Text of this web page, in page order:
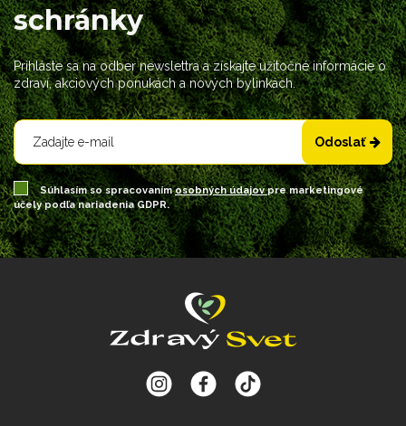
schránky
Prihláste sa na odber newslettra a získajte užitočné informácie o
zdraví, akciových ponukách a nových bylinkách.
Odoslať
Súhlasím so spracovanímosobných údajovpre marketingové
účely podľa nariadenia GDPR.